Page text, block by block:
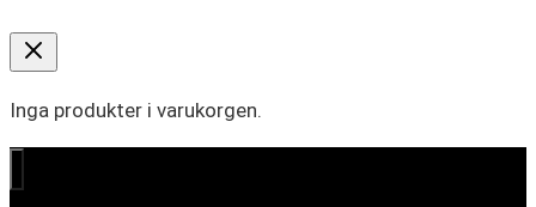
Inga produkter i varukorgen.